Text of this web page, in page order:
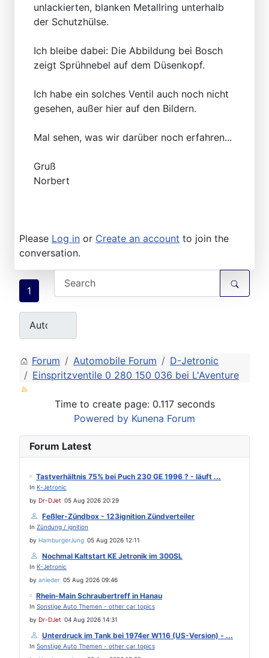
unlackierten, blanken Metallring unterhalb
der Schutzhülse.
Ich bleibe dabei: Die Abbildung bei Bosch
zeigt Sprühnebel auf dem Düsenkopf.
Ich habe ein solches Ventil auch noch nicht
gesehen, außer hier auf den Bildern.
Mal sehen, was wir darüber noch erfahren...
Gruß
Norbert
Please Log in or Create an account to join the
conversation.
1
Forum Automobile Forum
D-Jetronic
Einspritzventile 0 280 150 036 bei L'Aventure
Time to create page: 0.117 seconds
Powered by Kunena Forum
Forum Latest
Tastverhältnis 75% bei Puch 230 GE 1996 ? - läuft ...
In K-Jetronic
by Dr-DJet 05 Aug 2026 20:29
Feßler-Zündbox - 123ignition Zündverteiler
In Zündung / ignition
by HamburgerJung 05 Aug 2026 12:11
Nochmal Kaltstart KE Jetronik im 300SL
In K-Jetronic
by anieder 05 Aug 2026 09:46
Rhein-Main Schraubertreff in Hanau
In Sonstige Auto Themen - other car topics
by Dr-DJet 04 Aug 2026 14:31
Unterdruck im Tank bei 1974er W116 (US-Version) - ...
In Sonstige Auto Themen - other car topics